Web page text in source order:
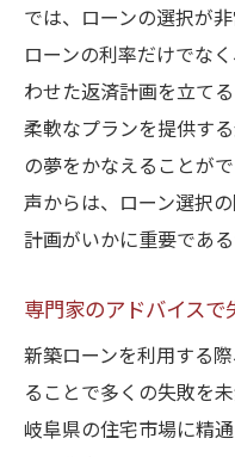
では、ローンの選択が
ローンの利率だけでな
わせた返済計画を立て
柔軟なプランを提供す
の夢をかなえることが
声からは、ローン選択
計画がいかに重要であ
専門家のアドバイスで
新築ローンを利用する
ることで多くの失敗を
岐阜県の住宅市場に精